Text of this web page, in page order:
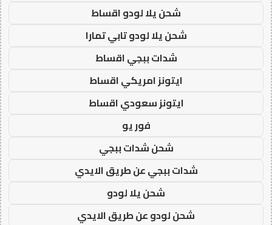
شحن يلا لودو اقساط
شحن يلا لودو تابي تمارا
شدات ببجي اقساط
ايتونز امريكي اقساط
ايتونز سعودي اقساط
فور يو
شحن شدات ببجي
شدات ببجي عن طريق الايدي
شحن يلا لودو
شحن لودو عن طريق الايدي